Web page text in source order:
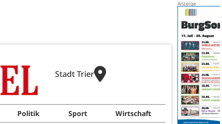
Stadt Trier
Politik Sport Wirtschaft